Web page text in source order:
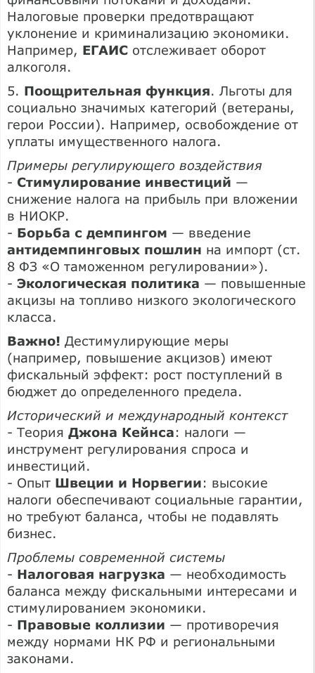
Налоговые проверки предотвращают
уклонение и криминализацию экономики.
Например, ЕГАИС отслеживает оборот
алкоголя.
5. Поощрительная функция. Льготы для
социально значимых категорий (ветераны,
герои России). Например, освобождение от
уплаты имущественного налога.
Примеры регулирующего воздействия
- Стимулирование инвестиций —
снижение налога на прибыль при вложении
в НИОКР.
- Борьба с демпингом — введение
антидемпинговых пошлин на импорт (ст.
8 ФЗ «О таможенном регулировании»).
- Экологическая политика — повышенные
акцизы на топливо низкого экологического
класса.
Важно! Дестимулирующие меры
(например, повышение акцизов) имеют
фискальный эффект: рост поступлений в
бюджет до определенного предела.
Исторический и международный контекст
- Теория Джона Кейнса: налоги —
инструмент регулирования спроса и
инвестиций.
- Опыт Швеции и Норвегии: высокие
налоги обеспечивают социальные гарантии,
но требуют баланса, чтобы не подавлять
бизнес.
Проблемы современной системы
- Налоговая нагрузка — необходимость
баланса между фискальными интересами и
стимулированием экономики.
- Правовые коллизии — противоречия
между нормами НК РФ и региональными
законами.